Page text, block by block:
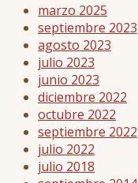
marzo 2025
septiembre 2023
agosto 2023
julio 2023
junio 2023
diciembre 2022
octubre 2022
septiembre 2022
julio 2022
julio 2018